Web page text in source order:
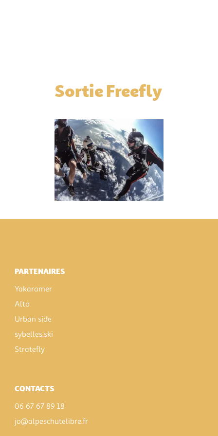
Sortie Freefly
PARTENAIRES
Yakaramer
Alto
Urban side
sybelles.ski
Stratefly
CONTACTS
06 67 67 89 18
jo@alpeschutelibre.fr